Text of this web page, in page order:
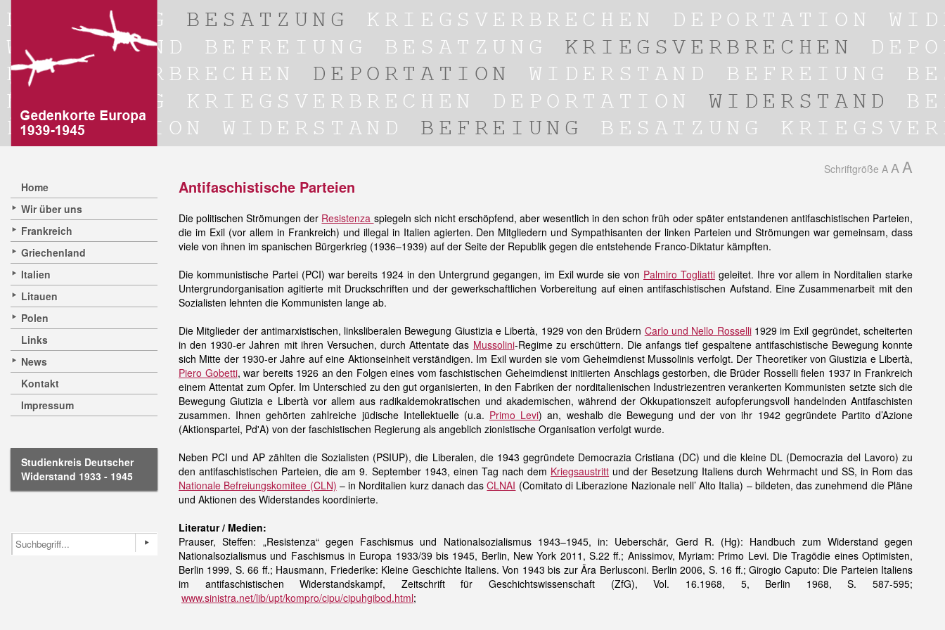
Home
Wir über uns
Frankreich
Griechenland
Italien
Litauen
Polen
Links
News
Kontakt
Impressum
Studienkreis Deutscher
Widerstand 1933 - 1945
Schriftgröße A A A
Antifaschistische Parteien
Die politischen Strömungen der Resistenza spiegeln sich nicht erschöpfend, aber wesentlich in den schon früh oder später entstandenen antifaschistischen Parteien,
die im Exil (vor allem in Frankreich) und illegal in Italien agierten. Den Mitgliedern und Sympathisanten der linken Parteien und Strömungen war gemeinsam, dass
viele von ihnen im spanischen Bürgerkrieg (1936–1939) auf der Seite der Republik gegen die entstehende Franco-Diktatur kämpften.
Die kommunistische Partei (PCI) war bereits 1924 in den Untergrund gegangen, im Exil wurde sie von Palmiro Togliattigeleitet. Ihre vor allem in Norditalien starke
Untergrundorganisation agitierte mit Druckschriften und der gewerkschaftlichen Vorbereitung auf einen antifaschistischen Aufstand. Eine Zusammenarbeit mit den
Sozialisten lehnten die Kommunisten lange ab.
Die Mitglieder der antimarxistischen, linksliberalen Bewegung Giustizia e Libertà, 1929 von den Brüdern Carlo und Nello Rosselli1929 im Exil gegründet, scheiterten
in den 1930-er Jahren mit ihren Versuchen, durch Attentate das Mussolini-Regime zu erschüttern. Die anfangs tief gespaltene antifaschistische Bewegung konnte
sich Mitte der 1930-er Jahre auf eine Aktionseinheit verständigen. Im Exil wurden sie vom Geheimdienst Mussolinis verfolgt. Der Theoretiker von Giustizia e Libertà,
Piero Gobetti, war bereits 1926 an den Folgen eines vom faschistischen Geheimdienst initiierten Anschlags gestorben, die Brüder Rosselli fielen 1937 in Frankreich
einem Attentat zum Opfer. Im Unterschied zu den gut organisierten, in den Fabriken der norditalienischen Industriezentren verankerten Kommunisten setzte sich die
Bewegung Giutizia e Libertà vor allem aus radikaldemokratischen und akademischen, während der Okkupationszeit aufopferungsvoll handelnden Antifaschisten
zusammen. Ihnen gehörten zahlreiche jüdische Intellektuelle (u.a. Primo Levi) an, weshalb die Bewegung und der von ihr 1942 gegründete Partito d’Azione
(Aktionspartei, Pd'A) von der faschistischen Regierung als angeblich zionistische Organisation verfolgt wurde.
Neben PCI und AP zählten die Sozialisten (PSIUP), die Liberalen, die 1943 gegründete Democrazia Cristiana (DC) und die kleine DL (Democrazia del Lavoro) zu
den antifaschistischen Parteien, die am 9. September 1943, einen Tag nach dem Kriegsaustritt und der Besetzung Italiens durch Wehrmacht und SS, in Rom das
Nationale Befreiungskomitee (CLN) – in Norditalien kurz danach dasCLNAI (Comitato di Liberazione Nazionale nell’ Alto Italia) – bildeten, das zunehmend die Pläne
und Aktionen des Widerstandes koordinierte.
Literatur / Medien:
Prauser, Steffen: „Resistenza“ gegen Faschismus und Nationalsozialismus 1943–1945, in: Ueberschär, Gerd R. (Hg): Handbuch zum Widerstand gegen
Nationalsozialismus und Faschismus in Europa 1933/39 bis 1945, Berlin, New York 2011, S.22 ff.; Anissimov, Myriam: Primo Levi. Die Tragödie eines Optimisten,
Berlin 1999, S. 66 ff.; Hausmann, Friederike: Kleine Geschichte Italiens. Von 1943 bis zur Ära Berlusconi. Berlin 2006, S. 16 ff.; Girogio Caputo: Die Parteien Italiens
im antifaschistischen Widerstandskampf, Zeitschrift für Geschichtswissenschaft (ZfG), Vol. 16.1968, 5, Berlin 1968, S. 587-595;
www.sinistra.net/lib/upt/kompro/cipu/cipuhgibod.html;